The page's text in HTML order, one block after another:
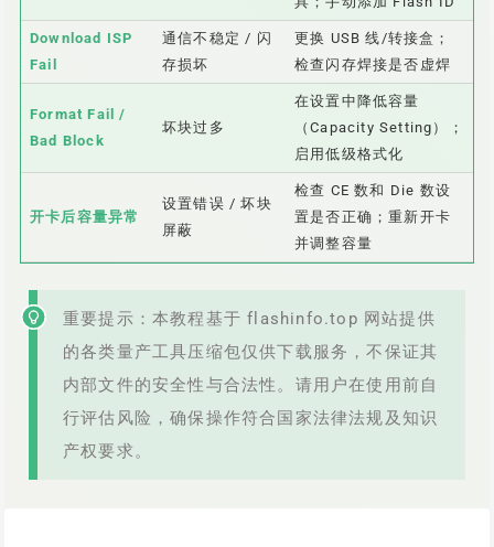
Download ISP
Fail
通信不稳定 / 闪
存损坏
更换 USB 线/转接盒；
检查闪存焊接是否虚焊
Format Fail /
Bad Block
坏块过多
在设置中降低容量
（Capacity Setting）；
启用低级格式化
开卡后容量异常
设置错误 / 坏块
屏蔽
检查 CE 数和 Die 数设
置是否正确；重新开卡
并调整容量
重要提示：本教程基于 flashinfo.top 网站提供
的各类量产工具压缩包仅供下载服务，不保证其
内部文件的安全性与合法性。请用户在使用前自
行评估风险，确保操作符合国家法律法规及知识
产权要求。